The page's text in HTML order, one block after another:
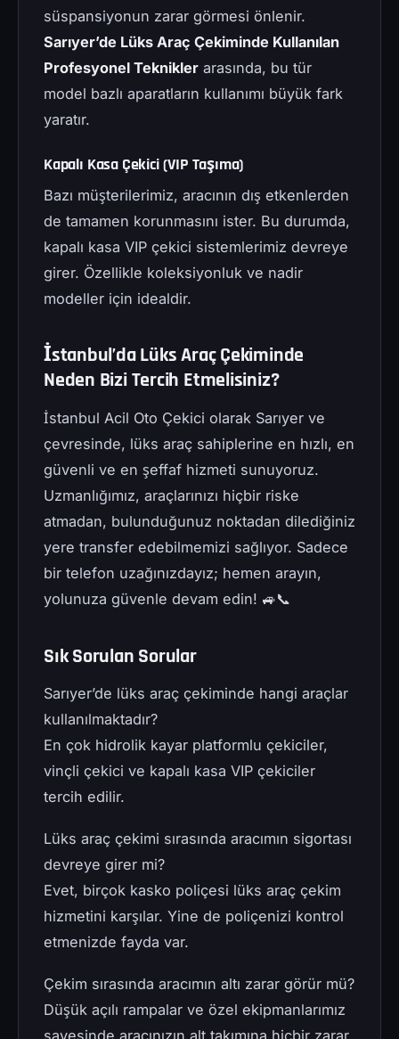
süspansiyonun zarar görmesi önlenir.
Sarıyer’de Lüks Araç Çekiminde Kullanılan
Profesyonel Teknikler arasında, bu tür
model bazlı aparatların kullanımı büyük fark
yaratır.
Kapalı Kasa Çekici (VIP Taşıma)
Bazı müşterilerimiz, aracının dış etkenlerden
de tamamen korunmasını ister. Bu durumda,
kapalı kasa VIP çekici sistemlerimiz devreye
girer. Özellikle koleksiyonluk ve nadir
modeller için idealdir.
İstanbul’da Lüks Araç Çekiminde
Neden Bizi Tercih Etmelisiniz?
İstanbul Acil Oto Çekici olarak Sarıyer ve
çevresinde, lüks araç sahiplerine en hızlı, en
güvenli ve en şeffaf hizmeti sunuyoruz.
Uzmanlığımız, araçlarınızı hiçbir riske
atmadan, bulunduğunuz noktadan dilediğiniz
yere transfer edebilmemizi sağlıyor. Sadece
bir telefon uzağınızdayız; hemen arayın,
yolunuza güvenle devam edin! 🚙📞
Sık Sorulan Sorular
Sarıyer’de lüks araç çekiminde hangi araçlar
kullanılmaktadır?
En çok hidrolik kayar platformlu çekiciler,
vinçli çekici ve kapalı kasa VIP çekiciler
tercih edilir.
Lüks araç çekimi sırasında aracımın sigortası
devreye girer mi?
Evet, birçok kasko poliçesi lüks araç çekim
hizmetini karşılar. Yine de poliçenizi kontrol
etmenizde fayda var.
Çekim sırasında aracımın altı zarar görür mü?
Düşük açılı rampalar ve özel ekipmanlarımız
sayesinde aracınızın alt takımına hiçbir zarar